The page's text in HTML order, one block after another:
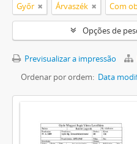
Győr Árvaszék Com
Opções de
Previsualizar a impressão
Ordenar por ordem: Data